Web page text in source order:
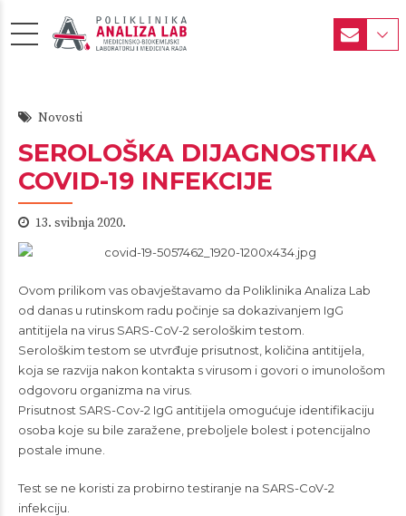
Novosti
SEROLOŠKA DIJAGNOSTIKA
COVID-19 INFEKCIJE
13. svibnja 2020.
Ovom prilikom vas obavještavamo da Poliklinika Analiza Lab
od danas u rutinskom radu počinje sa dokazivanjem IgG
antitijela na virus SARS-CoV-2 serološkim testom.
Serološkim testom se utvrđuje prisutnost, količina antitijela,
koja se razvija nakon kontakta s virusom i govori o imunološom
odgovoru organizma na virus.
Prisutnost SARS-Cov-2 IgG antitijela omogućuje identifikaciju
osoba koje su bile zaražene, preboljele bolest i potencijalno
postale imune.
Test se ne koristi za probirno testiranje na SARS-CoV-2
infekciju.